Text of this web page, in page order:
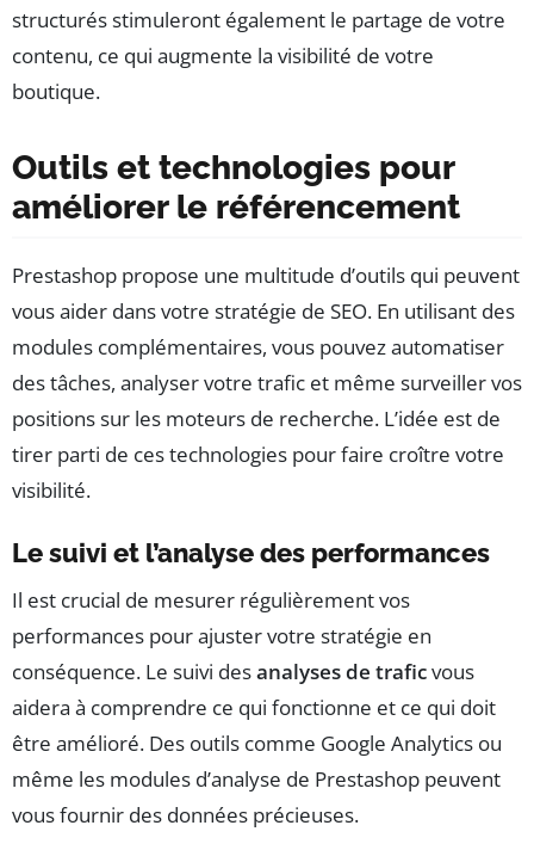
structurés stimuleront également le partage de votre
contenu, ce qui augmente la visibilité de votre
boutique.
Outils et technologies pour
améliorer le référencement
Prestashop propose une multitude d’outils qui peuvent
vous aider dans votre stratégie de SEO. En utilisant des
modules complémentaires, vous pouvez automatiser
des tâches, analyser votre trafic et même surveiller vos
positions sur les moteurs de recherche. L’idée est de
tirer parti de ces technologies pour faire croître votre
visibilité.
Le suivi et l’analyse des performances
Il est crucial de mesurer régulièrement vos
performances pour ajuster votre stratégie en
conséquence. Le suivi desanalyses de traficvous
aidera à comprendre ce qui fonctionne et ce qui doit
être amélioré. Des outils comme Google Analytics ou
même les modules d’analyse de Prestashop peuvent
vous fournir des données précieuses.